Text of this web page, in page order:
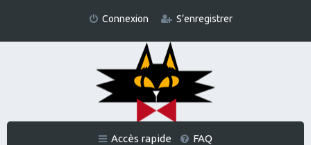
Connexion S’enregistrer
Accès rapide FAQ